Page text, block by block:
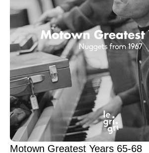
Motown Greatest Years 65-68